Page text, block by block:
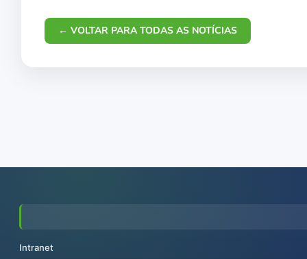
← VOLTAR PARA TODAS AS NOTÍCIAS
Intranet